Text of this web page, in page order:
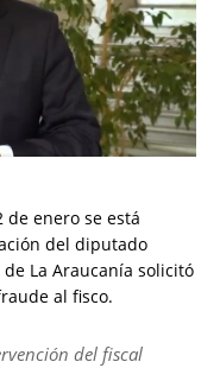
de enero se está
del diputado
La Araucanía solicitó
al fisco.
del fiscal